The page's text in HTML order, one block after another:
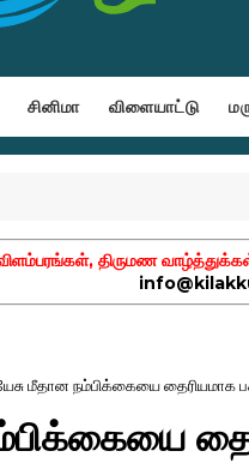
சினிமா விளையாட்டு
திருமண
மீதான நம்பிக்கையை தைரியமாக